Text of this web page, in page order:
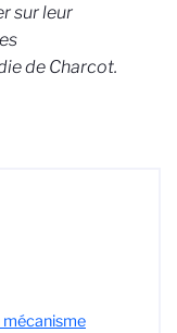
sur leur
de Charcot.